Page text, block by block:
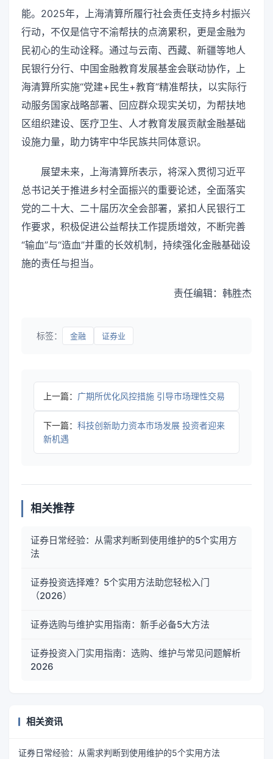
能。2025年，上海清算所履行社会责任支持乡村振兴
行动，不仅是信守不渝帮扶的点滴累积，更是金融为
民初心的生动诠释。通过与云南、西藏、新疆等地人
民银行分行、中国金融教育发展基金会联动协作，上
海清算所实施“党建+民生+教育”精准帮扶，以实际行
动服务国家战略部署、回应群众现实关切，为帮扶地
区组织建设、医疗卫生、人才教育发展贡献金融基础
设施力量，助力铸牢中华民族共同体意识。
展望未来，上海清算所表示，将深入贯彻习近平
总书记关于推进乡村全面振兴的重要论述，全面落实
党的二十大、二十届历次全会部署，紧扣人民银行工
作要求，积极促进公益帮扶工作提质增效，不断完善
“输血”与“造血”并重的长效机制，持续强化金融基础设
施的责任与担当。
责任编辑：韩胜杰
标签： 金融 证券业
上一篇： 广期所优化风控措施 引导市场理性交易
下一篇： 科技创新助力资本市场发展 投资者迎来
新机遇
相关推荐
证券日常经验：从需求判断到使用维护的5个实用方
法
证券投资选择难？5个实用方法助您轻松入门
（2026）
证券选购与维护实用指南：新手必备5大方法
证券投资入门实用指南：选购、维护与常见问题解析
2026
相关资讯
证券日常经验：从需求判断到使用维护的5个实用方法